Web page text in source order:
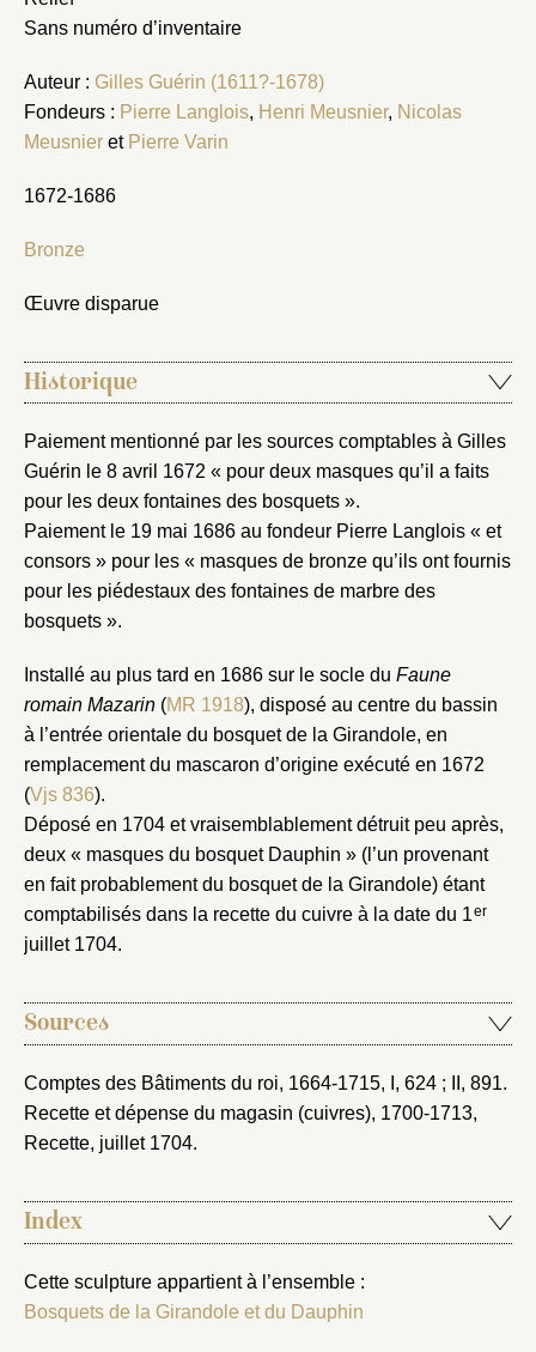
Sans numéro d’inventaire
Auteur : Gilles Guérin (1611?-1678)
Fondeurs : Pierre Langlois, Henri Meusnier, Nicolas
Meusnier et Pierre Varin
1672-1686
Bronze
Œuvre disparue
Historique
Paiement mentionné par les sources comptables à Gilles
Guérin le 8 avril 1672 « pour deux masques qu’il a faits
pour les deux fontaines des bosquets ».
Paiement le 19 mai 1686 au fondeur Pierre Langlois « et
consors » pour les « masques de bronze qu’ils ont fournis
pour les piédestaux des fontaines de marbre des
bosquets ».
Installé au plus tard en 1686 sur le socle du Faune
romain Mazarin (MR 1918), disposé au centre du bassin
à l’entrée orientale du bosquet de la Girandole, en
remplacement du mascaron d’origine exécuté en 1672
(Vjs 836).
Déposé en 1704 et vraisemblablement détruit peu après,
deux « masques du bosquet Dauphin » (l’un provenant
en fait probablement du bosquet de la Girandole) étant
comptabilisés dans la recette du cuivre à la date du 1er
juillet 1704.
Sources
Comptes des Bâtiments du roi, 1664-1715, I, 624 ; II, 891.
Recette et dépense du magasin (cuivres), 1700-1713,
Recette, juillet 1704.
Index
Cette sculpture appartient à l’ensemble :
Bosquets de la Girandole et du Dauphin
Valider
Nouveau dossier
Créer et ajouter
Mot de passe
Envoyer
Vous n'êtes pas encore inscrit ?Créer un compte
Vous avez oublié votre mot de passe ?